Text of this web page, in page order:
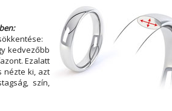
kedvezőbb
Ezalatt
nézte ki, azt
szín,